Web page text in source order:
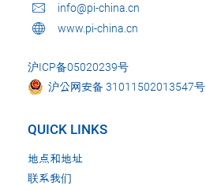
info@pi-china.cn
www.pi-china.cn
沪ICP备05020239号
沪公网安备 31011502013547号
QUICK LINKS
地点和地址
联系我们